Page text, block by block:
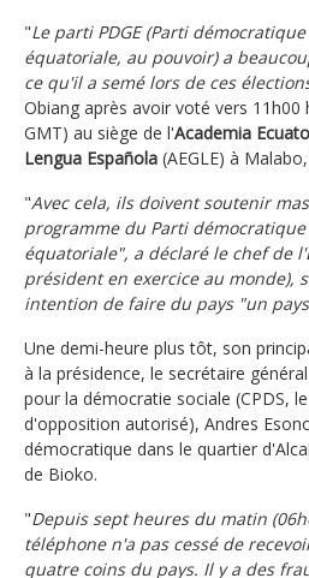
"Le parti PDGE (Parti
équatoriale, au pouvoir) a
ce qu'il a semé lors de ces
Obiang après avoir voté vers 11h00
GMT) au siège de l'Academia
Lengua Española (AEGLE) à
"Avec cela, ils doivent soutenir
programme du Parti
équatoriale", a déclaré le chef de
président en exercice au monde),
intention de faire du pays "un
Une demi-heure plus tôt, son
à la présidence, le secrétaire
pour la démocratie sociale (CPDS,
d'opposition autorisé), Andres
démocratique dans le quartier
de Bioko.
"Depuis sept heures du matin
téléphone n'a pas cessé de
quatre coins du pays. Il y a des